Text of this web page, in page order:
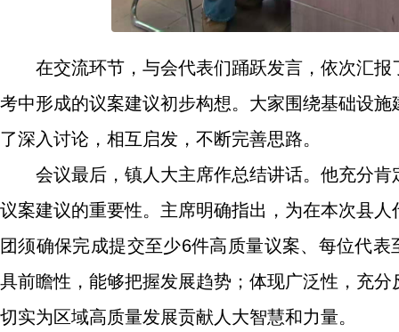
在交流环节，与会代表们踊跃发言，依次汇
考中形成的议案建议初步构想。大家围绕基础设
了深入讨论，相互启发，不断完善思路。
会议最后，镇人大主席作总结讲话。他充分
议案建议的重要性。主席明确指出，为在本次县
团须确保完成提交至少6件高质量议案、每位代
具前瞻性，能够把握发展趋势；体现广泛性，充
切实为区域高质量发展贡献人大智慧和力量。